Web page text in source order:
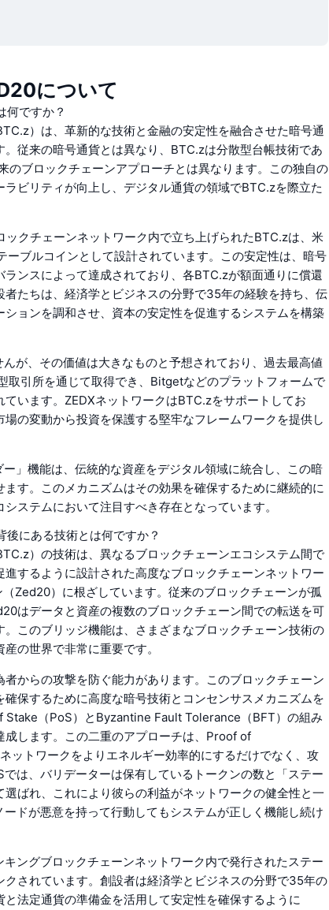
について
何ですか？
）は、革新的な技術と金融の安定性を融合させた暗号通
従来の暗号通貨とは異なり、BTC.zは分散型台帳技術であ
のブロックチェーンアプローチとは異なります。この独自の
ビリティが向上し、デジタル通貨の領域でBTC.zを際立た
クチェーンネットワーク内で立ち上げられたBTC.zは、米
ーブルコインとして設計されています。この安定性は、暗号
ンスによって達成されており、各BTC.zが額面通りに償還
たちは、経済学とビジネスの分野で35年の経験を持ち、伝
ョンを調和させ、資本の安定性を促進するシステムを構築
が、その価値は大きなものと予想されており、過去最高値
取引所を通じて取得でき、Bitgetなどのプラットフォームで
います。ZEDXネットワークはBTC.zをサポートしてお
の変動から投資を保護する堅牢なフレームワークを提供し
」機能は、伝統的な資産をデジタル領域に統合し、この暗
す。このメカニズムはその効果を確保するために継続的に
ステムにおいて注目すべき存在となっています。
にある技術とは何ですか？
）の技術は、異なるブロックチェーンエコシステム間で
するように設計された高度なブロックチェーンネットワー
Zed20）に根ざしています。従来のブロックチェーンが孤
はデータと資産の複数のブロックチェーン間での転送を可
このブリッジ機能は、さまざまなブロックチェーン技術の
の世界で非常に重要です。
からの攻撃を防ぐ能力があります。このブロックチェーン
保するために高度な暗号技術とコンセンサスメカニズムを
Stake（PoS）とByzantine Fault Tolerance（BFT）の組み
成します。この二重のアプローチは、Proof of
ットワークをよりエネルギー効率的にするだけでなく、攻
は、バリデーターは保有しているトークンの数と「ステー
ばれ、これにより彼らの利益がネットワークの健全性と一
ドが悪意を持って行動してもシステムが正しく機能し続け
ングブロックチェーンネットワーク内で発行されたステー
されています。創設者は経済学とビジネスの分野で35年の
法定通貨の準備金を活用して安定性を確保するように